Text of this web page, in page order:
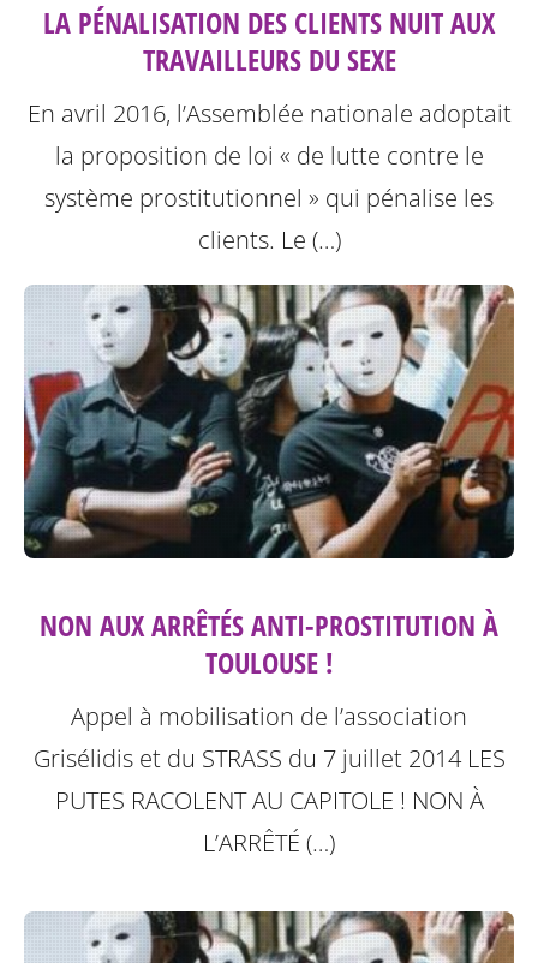
LA PÉNALISATION DES CLIENTS NUIT AUX
TRAVAILLEURS DU SEXE
En avril 2016, l’Assemblée nationale adoptait
la proposition de loi « de lutte contre le
système prostitutionnel » qui pénalise les
clients. Le (…)
NON AUX ARRÊTÉS ANTI-PROSTITUTION À
TOULOUSE !
Appel à mobilisation de l’association
Grisélidis et du STRASS du 7 juillet 2014 LES
PUTES RACOLENT AU CAPITOLE ! NON À
L’ARRÊTÉ (…)